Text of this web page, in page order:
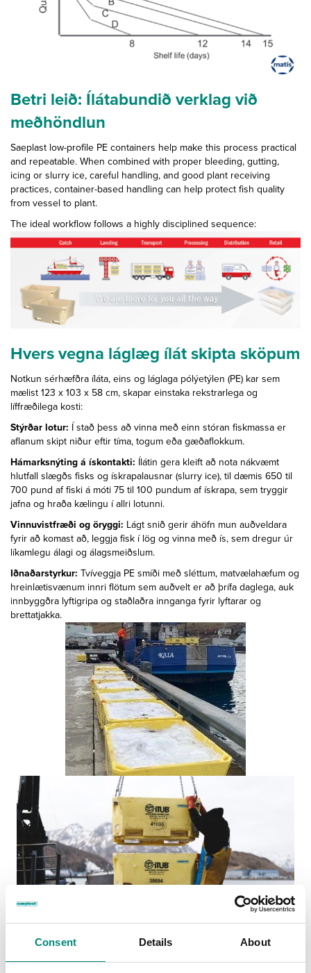
Consent Details About
Betri leið: Ílátabundið verklag við
meðhöndlun
Saeplast low-profile PE containers help make this process practical
and repeatable. When combined with proper bleeding, gutting,
icing or slurry ice, careful handling, and good plant receiving
practices, container-based handling can help protect fish quality
from vessel to plant.
The ideal workflow follows a highly disciplined sequence:
Hvers vegna láglæg ílát skipta sköpum
Notkun sérhæfðra íláta, eins og láglaga pólýetýlen (PE) kar sem
mælist 123 x 103 x 58 cm, skapar einstaka rekstrarlega og
líffræðilega kosti:
Stýrðar lotur: Í stað þess að vinna með einn stóran fiskmassa er
aflanum skipt niður eftir tíma, togum eða gæðaflokkum.
Hámarksnýting á ískontakti: Ílátin gera kleift að nota nákvæmt
hlutfall slægðs fisks og ískrapalausnar (slurry ice), til dæmis 650 til
700 pund af fiski á móti 75 til 100 pundum af ískrapa, sem tryggir
jafna og hraða kælingu í allri lotunni.
Vinnuvistfræði og öryggi: Lágt snið gerir áhöfn mun auðveldara
fyrir að komast að, leggja fisk í lög og vinna með ís, sem dregur úr
líkamlegu álagi og álagsmeiðslum.
Iðnaðarstyrkur: Tvíveggja PE smíði með sléttum, matvælahæfum og
hreinlætisvænum innri flötum sem auðvelt er að þrífa daglega, auk
innbyggðra lyftigripa og staðlaðra innganga fyrir lyftarar og
brettatjakka.